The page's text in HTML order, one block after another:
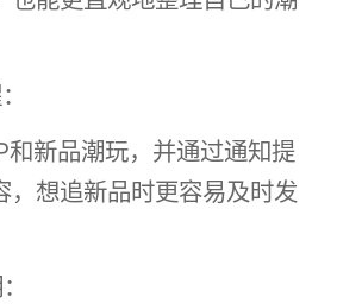
和新品潮玩，并通过通知提
，想追新品时更容易及时发